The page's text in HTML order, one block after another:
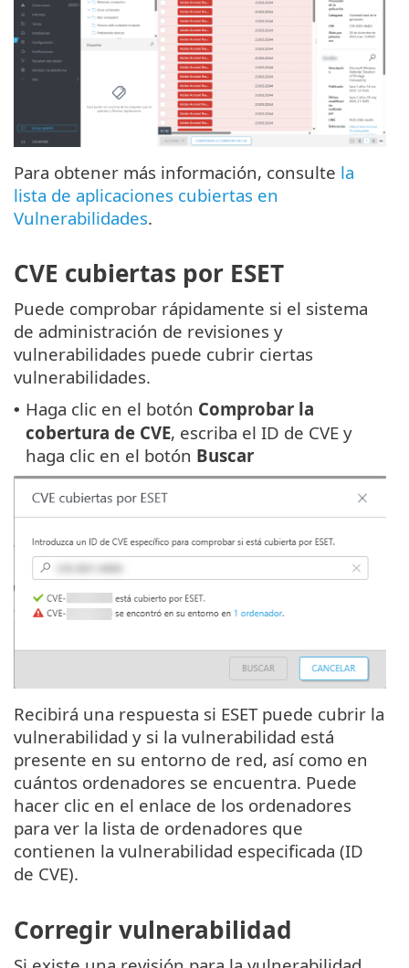
Para obtener más información, consulte la
lista de aplicaciones cubiertas en
Vulnerabilidades.
CVE cubiertas por ESET
Puede comprobar rápidamente si el sistema
de administración de revisiones y
vulnerabilidades puede cubrir ciertas
vulnerabilidades.
• Haga clic en el botón Comprobar la
cobertura de CVE, escriba el ID de CVE y
haga clic en el botón Buscar
Recibirá una respuesta si ESET puede cubrir la
vulnerabilidad y si la vulnerabilidad está
presente en su entorno de red, así como en
cuántos ordenadores se encuentra. Puede
hacer clic en el enlace de los ordenadores
para ver la lista de ordenadores que
contienen la vulnerabilidad especificada (ID
de CVE).
Corregir vulnerabilidad